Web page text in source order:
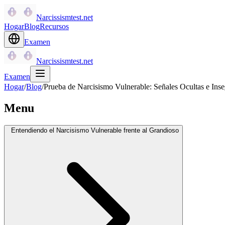
Narcissismtest.net
HogarBlogRecursos
Examen
Narcissismtest.net
Examen
Hogar/Blog/Prueba de Narcisismo Vulnerable: Señales Ocultas e
Menu
Entendiendo el Narcisismo Vulnerable frente al Grandioso